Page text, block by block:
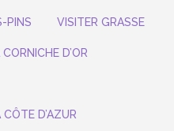
PINS VISITER GRASSE
D’OR
D’AZUR